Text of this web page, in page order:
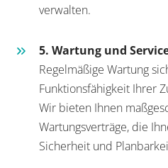
verwalten.
5. Wartung und
Regelmäßige Wartung
Funktionsfähigkeit Ihrer
Wir bieten Ihnen
Wartungsverträge, die
Sicherheit und